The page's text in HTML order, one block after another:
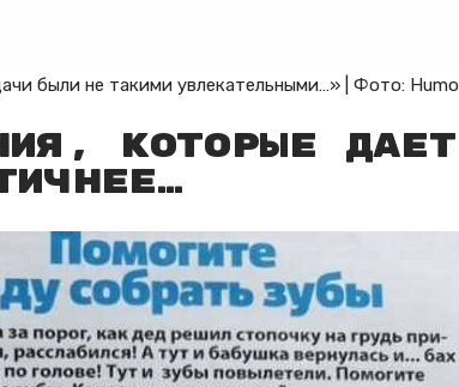
были не такими увлекательными…» | Фото:
которые дает